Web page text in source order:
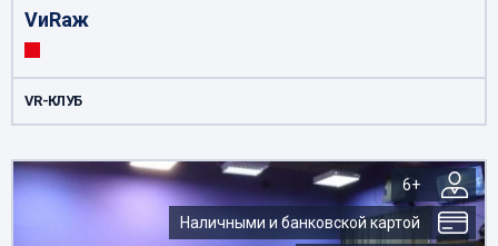
VиRаж
VR-КЛУБ
6+
Наличными и банковской картой